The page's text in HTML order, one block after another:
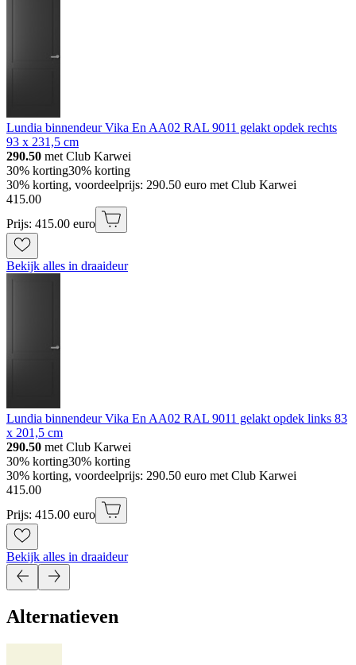
Lundia binnendeur Vika En AA02 RAL 9011 gelakt opdek rechts
93 x 231,5 cm
290.50 met Club Karwei
30% korting30% korting
30% korting, voordeelprijs: 290.50 euro met Club Karwei
415.00
Prijs: 415.00 euro
Bekijk alles in draaideur
Lundia binnendeur Vika En AA02 RAL 9011 gelakt opdek links 83
x 201,5 cm
290.50 met Club Karwei
30% korting30% korting
30% korting, voordeelprijs: 290.50 euro met Club Karwei
415.00
Prijs: 415.00 euro
Bekijk alles in draaideur
Alternatieven